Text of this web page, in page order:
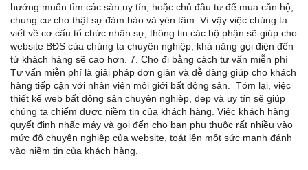
hướng muốn tìm các sàn uy tín, hoặc chủ đầu tư để mua căn hộ,
chung cư cho thật sự đảm bảo và yên tâm. Vì vậy việc chúng ta
viết về cơ cấu tổ chức nhân sự, thông tin các bộ phận sẽ giúp cho
website BĐS của chúng ta chuyên nghiệp, khả năng gọi điện đến
từ khách hàng sẽ cao hơn. 7. Cho đi bằng cách tư vấn miễn phí
Tư vấn miễn phí là giải pháp đơn giản và dễ dàng giúp cho khách
hàng tiếp cận với nhân viên môi giới bất động sản. Tóm lại, việc
thiết kế web bất động sản chuyên nghiệp, đẹp và uy tín sẽ giúp
chúng ta chiếm được niềm tin của khách hàng. Việc khách hàng
quyết định nhấc máy và gọi đến cho bạn phụ thuộc rất nhiều vào
mức độ chuyên nghiệp của website, toát lên một sức mạnh đánh
vào niềm tin của khách hàng.